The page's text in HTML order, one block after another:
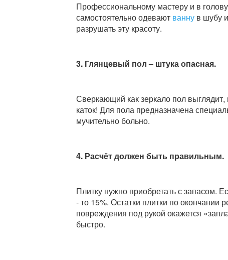
Профессиональному мастеру и в
самостоятельно одевают ванну в шубу
разрушать эту красоту.
3. Глянцевый пол – штука опасная.
Сверкающий как зеркало пол
каток! Для пола предназначена
мучительно больно.
4. Расчёт должен быть правильным.
Плитку нужно приобретать с запасом.
- то 15%. Остатки плитки по окончании
повреждения под рукой окажется
быстро.